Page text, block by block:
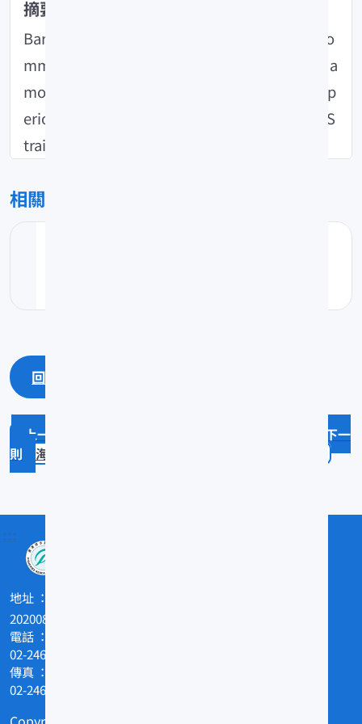
摘要abstract(英)
Barred spanish mackerel (Scomberomorus co
mmersoni)has produced the maximum yield a
mong the spanish mackerels in the studying p
eriod of Oct. 1970 to Dec. 1974 in the Taiwan S
trait.
相關檔案
回上一頁
海藻加工改進試驗海菜醬及紫菜片之試製及其研討
:::
地址
202008基隆市和一路199號
電話
02-24622101
傳真
02-24629388